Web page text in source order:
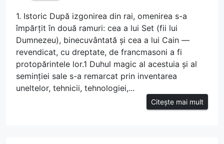
1. Istoric După izgonirea din rai, omenirea s-a
împărțit în două ramuri: cea a lui Set (fii lui
Dumnezeu), binecuvântată și cea a lui Cain —
revendicat, cu dreptate, de francmasoni a fi
protopărintele lor.1 Duhul magic al acestuia și al
seminției sale s-a remarcat prin inventarea
uneltelor, tehnicii, tehnologiei,...
Citește mai mult